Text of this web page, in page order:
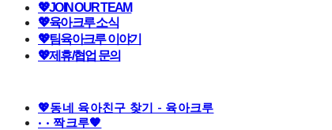
💖JOIN OUR TEAM
💖육아크루 소식
💖팀육아크루 이야기
💖제휴/협업 문의
💖동네 육아친구 찾기 - 육아크루
· · 짝크루🧡